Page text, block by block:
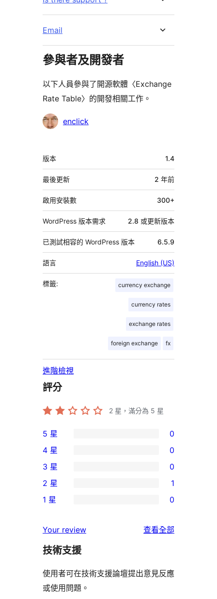
Email
參與者及開發者
以下人員參與了開源軟體〈Exchange
Rate Table〉的開發相關工作。
參
enclick
中
繼
資
料
版本 1.4
最後更新 2 年前
啟用安裝數 300+
WordPress 版本需求 2.8 或更新版本
已測試相容的 WordPress 版本 6.5.9
語言 English (US)
標籤: currency exchange
currency rates
exchange rates
foreign exchange fx
進階檢視
評分
2 星，滿分為 5 星
0
個
5
星
使
者
論
5 星 0
個
4
星
用
者
論
4 星 0
0
個
3
使
用
評
論
3 星 0
個
星
使
者
評
2 星 1
1
星
用
者
1 星 0
Your review 查看全部
評
技術支援
使用者可在技術支援論壇提出意見反應
或使用問題。